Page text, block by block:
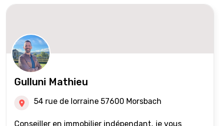
Gulluni Mathieu
54 rue de lorraine 57600 Morsbach
Conseiller en immobilier indépendant, je vous